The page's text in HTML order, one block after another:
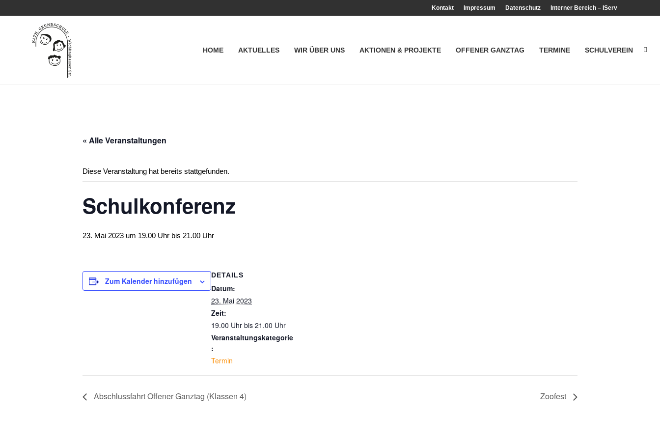
Kontakt Impressum Datenschutz Interner Bereich – IServ
HOME AKTUELLES WIR ÜBER UNS AKTIONEN & PROJEKTE OFFENER GANZTAG TERMINE SCHULVEREIN
« Alle Veranstaltungen
Diese Veranstaltung hat bereits stattgefunden.
Schulkonferenz
23. Mai 2023 um 19.00 Uhr bis 21.00 Uhr
Zum Kalender hinzufügen
DETAILS
Datum:
23. Mai 2023
Zeit:
19.00 Uhr bis 21.00 Uhr
Veranstaltungskategorie
:
Termin
Abschlussfahrt Offener Ganztag (Klassen 4) Zoofest